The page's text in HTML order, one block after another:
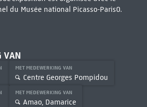
du Musée national Picasso-Paris0.
VAN
MET MEDEWERKING VAN
Centre Georges Pompidou
MET MEDEWERKING VAN
Amao, Damarice